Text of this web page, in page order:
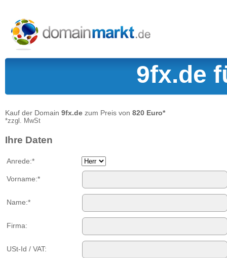
9fx.de
Kauf der Domain 9fx.de zum Preis von 820 Euro*
*zzgl. MwSt
Ihre Daten
Anrede:*
Vorname:*
Name:*
Firma:
USt-Id / VAT: